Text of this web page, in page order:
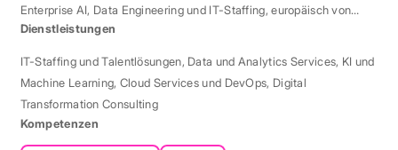
Enterprise AI, Data Engineering und IT-Staffing, europäisch von
London aus betreut.
Dienstleistungen
IT-Staffing und Talentlösungen, Data und Analytics Services, KI und
Machine Learning, Cloud Services und DevOps, Digital
Transformation Consulting
Kompetenzen